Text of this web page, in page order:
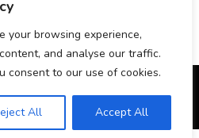
your browsing experience,
and analyse our traffic.
consent to our use of cookies.
All Accept All